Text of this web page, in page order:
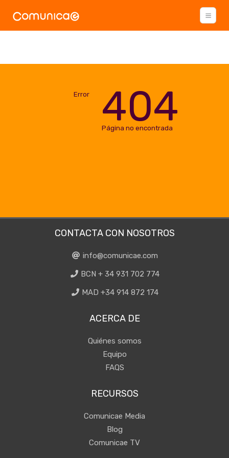
Error 404
Página no encontrada
CONTACTA CON NOSOTROS
info@comunicae.com
BCN + 34 931 702 774
MAD +34 914 872 174
ACERCA DE
Quiénes somos
Equipo
FAQS
RECURSOS
Comunicae Media
Blog
Comunicae TV